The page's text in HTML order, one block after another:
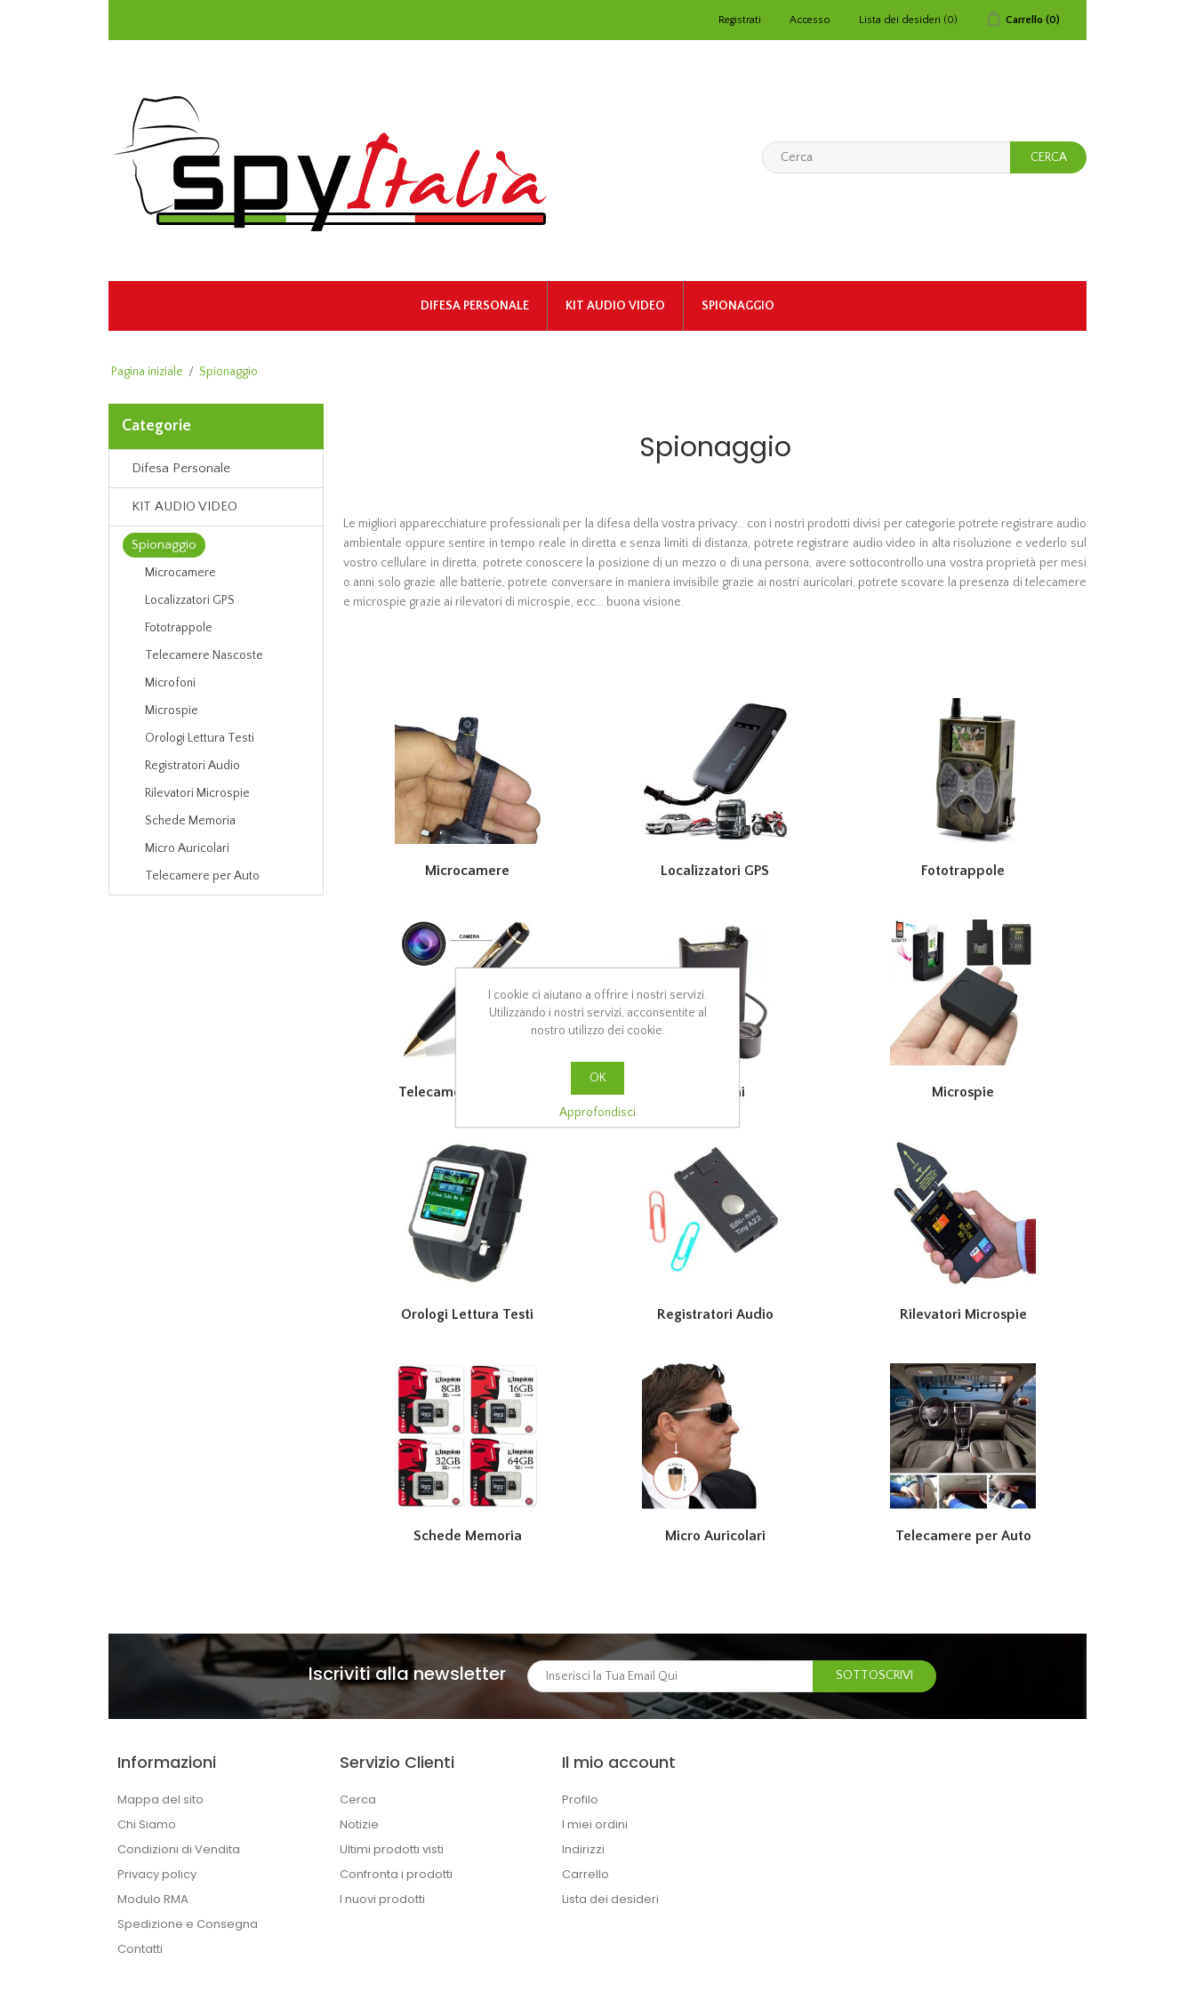
Registrati Accesso Lista dei desideri (0) Carrello (0)
DIFESA PERSONALE KIT AUDIO VIDEO SPIONAGGIO
Pagina iniziale / Spionaggio
Categorie
Difesa Personale
KIT AUDIO VIDEO
Spionaggio
Microcamere
Localizzatori GPS
Fototrappole
Telecamere Nascoste
Microfoni
Microspie
Orologi Lettura Testi
Registratori Audio
Rilevatori Microspie
Schede Memoria
Micro Auricolari
Telecamere per Auto
Spionaggio
Le migliori apparecchiature professionali per la difesa della vostra privacy... con i nostri prodotti divisi per categorie potrete registrare audio
ambientale oppure sentire in tempo reale in diretta e senza limiti di distanza, potrete registrare audio video in alta risoluzione e vederlo sul
vostro cellulare in diretta, potrete conoscere la posizione di un mezzo o di una persona, avere sottocontrollo una vostra proprietà per mesi
o anni solo grazie alle batterie, potrete conversare in maniera invisibile grazie ai nostri auricolari, potrete scovare la presenza di telecamere
e microspie grazie ai rilevatori di microspie, ecc... buona visione.
Microcamere Localizzatori GPS Fototrappole
Telecamere Nascoste Microfoni Microspie
Orologi Lettura Testi Registratori Audio Rilevatori Microspie
Schede Memoria Micro Auricolari Telecamere per Auto
Iscriviti alla newsletter
Informazioni
Mappa del sito
Chi Siamo
Condizioni di Vendita
Privacy policy
Modulo RMA
Spedizione e Consegna
Contatti
Servizio Clienti
Cerca
Notizie
Ultimi prodotti visti
Confronta i prodotti
I nuovi prodotti
Il mio account
Profilo
I miei ordini
Indirizzi
Carrello
Lista dei desideri
I cookie ci aiutano a offrire i nostri servizi.
Utilizzando i nostri servizi, acconsentite al
nostro utilizzo dei cookie.
OK
Approfondisci